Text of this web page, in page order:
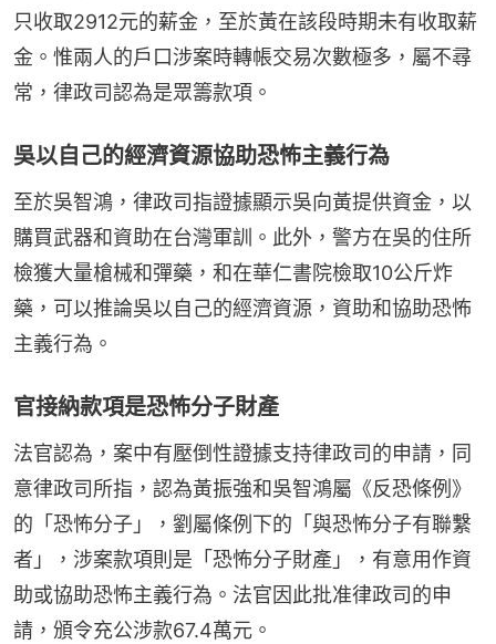
只收取2912元的薪金，至於黃在該段時期未有收取薪
金。惟兩人的戶口涉案時轉帳交易次數極多，屬不尋
常，律政司認為是眾籌款項。
吳以自己的經濟資源協助恐怖主義行為
至於吳智鴻，律政司指證據顯示吳向黃提供資金，以
購買武器和資助在台灣軍訓。此外，警方在吳的住所
檢獲大量槍械和彈藥，和在華仁書院檢取10公斤炸
藥，可以推論吳以自己的經濟資源，資助和協助恐怖
主義行為。
官接納款項是恐怖分子財產
法官認為，案中有壓倒性證據支持律政司的申請，同
意律政司所指，認為黃振強和吳智鴻屬《反恐條例》
的「恐怖分子」，劉屬條例下的「與恐怖分子有聯繫
者」，涉案款項則是「恐怖分子財產」，有意用作資
助或協助恐怖主義行為。法官因此批准律政司的申
請，頒令充公涉款67.4萬元。